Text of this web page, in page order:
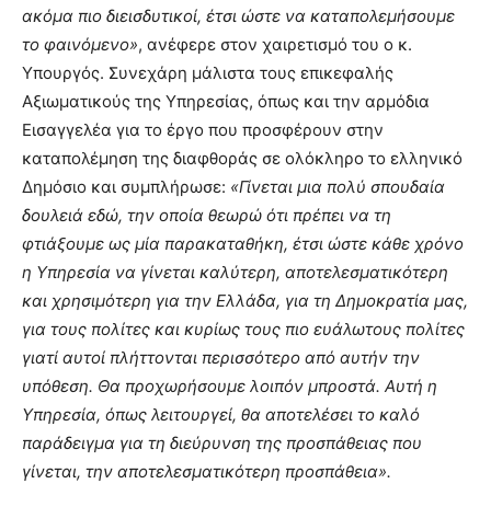
ακόμα πιο διεισδυτικοί, έτσι ώστε να καταπολεμήσουμε
το φαινόμενο», ανέφερε στον χαιρετισμό του ο κ.
Υπουργός. Συνεχάρη μάλιστα τους επικεφαλής
Αξιωματικούς της Υπηρεσίας, όπως και την αρμόδια
Εισαγγελέα για το έργο που προσφέρουν στην
καταπολέμηση της διαφθοράς σε ολόκληρο το ελληνικό
Δημόσιο και συμπλήρωσε: «Γίνεται μια πολύ σπουδαία
δουλειά εδώ, την οποία θεωρώ ότι πρέπει να τη
φτιάξουμε ως μία παρακαταθήκη, έτσι ώστε κάθε χρόνο
η Υπηρεσία να γίνεται καλύτερη, αποτελεσματικότερη
και χρησιμότερη για την Ελλάδα, για τη Δημοκρατία μας,
για τους πολίτες και κυρίως τους πιο ευάλωτους πολίτες
γιατί αυτοί πλήττονται περισσότερο από αυτήν την
υπόθεση. Θα προχωρήσουμε λοιπόν μπροστά. Αυτή η
Υπηρεσία, όπως λειτουργεί, θα αποτελέσει το καλό
παράδειγμα για τη διεύρυνση της προσπάθειας που
γίνεται, την αποτελεσματικότερη προσπάθεια».